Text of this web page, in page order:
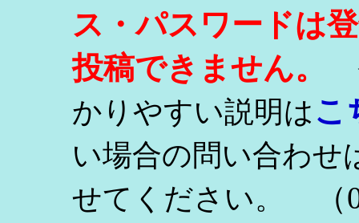
ス・パスワードは
投稿できません。
かりやすい説明はこ
い場合の問い合わせ
せてください。
（